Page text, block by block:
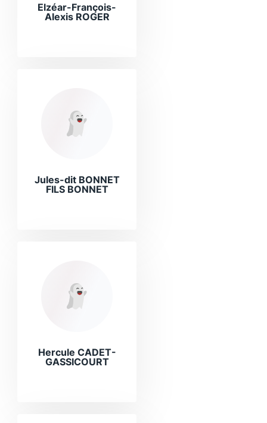
Elzéar-François-
Alexis ROGER
Jules-dit BONNET
FILS BONNET
Hercule CADET-
GASSICOURT